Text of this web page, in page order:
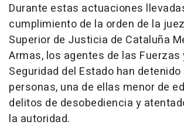
Durante estas actuaciones
cumplimiento de la orden de la
Superior de Justicia de Cataluña
Armas, los agentes de las Fuerzas
Seguridad del Estado han
personas, una de ellas menor de
delitos de desobediencia y
la autoridad.